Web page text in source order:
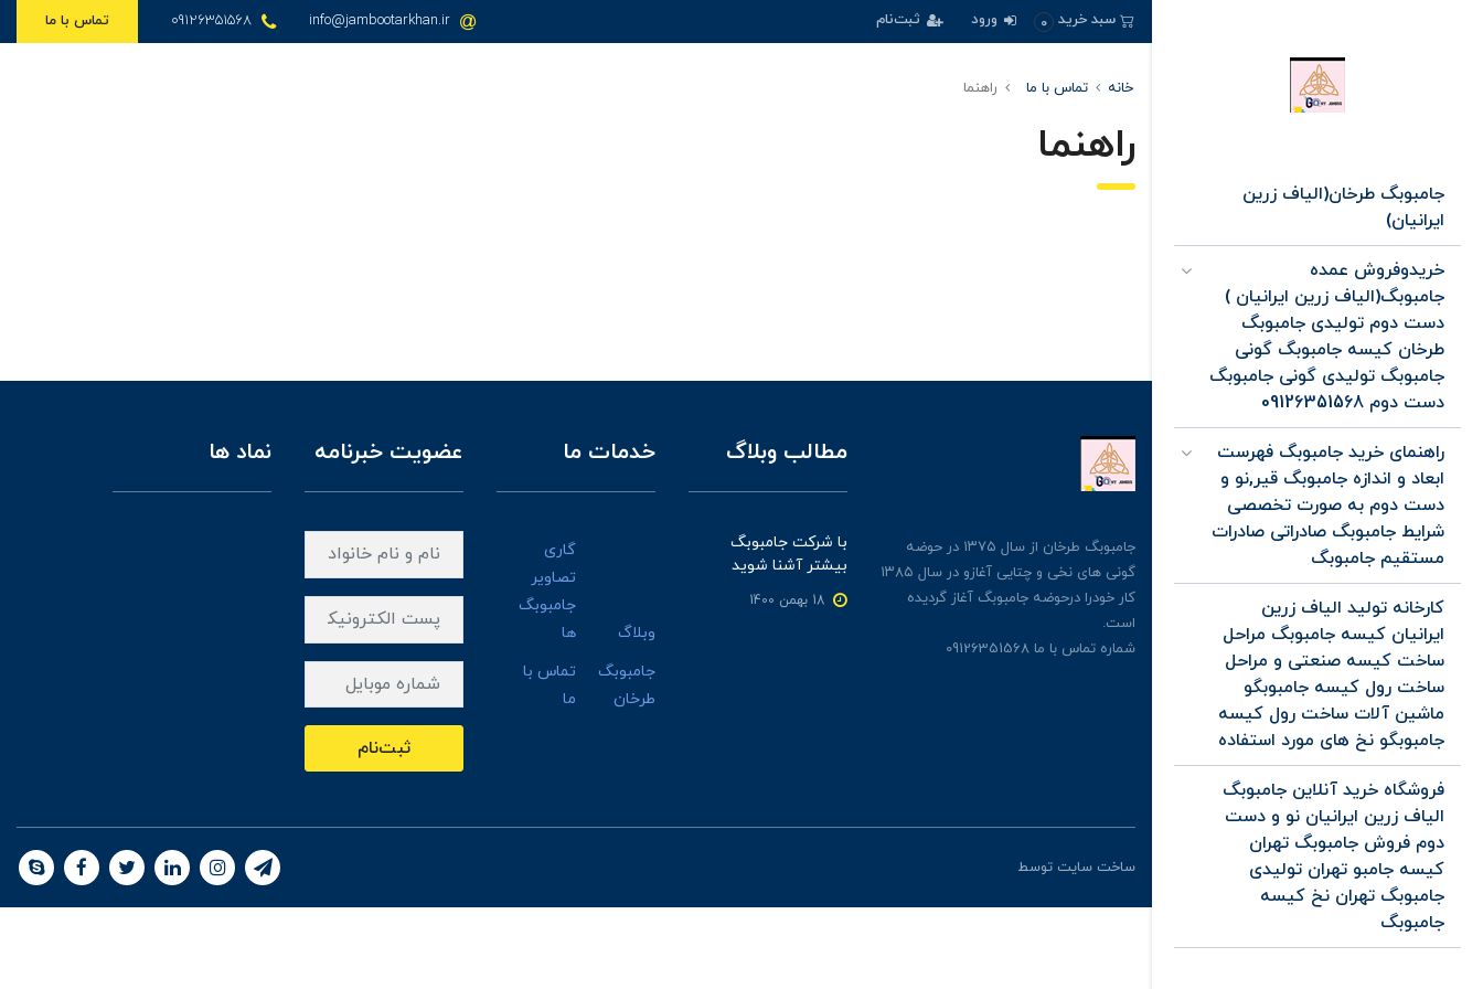
سبد خرید 0 ورود ثبت‌نام info@jambootarkhan.ir
09126351568 تماس با ما
جامبوبگ طرخان(الیاف زرین
ایرانیان)
خریدوفروش عمده
جامبوبگ(الیاف زرین ایرانیان )
دست دوم تولیدی جامبوبگ
طرخان کیسه جامبوبگ گونی
جامبوبگ تولیدی گونی جامبوبگ
دست دوم 09126351568
راهنمای خرید جامبوبگ فهرست
ابعاد و اندازه جامبوبگ قیر,نو و
دست دوم به صورت تخصصی
شرایط جامبوبگ صادراتی صادرات
مستقیم جامبوبگ
کارخانه تولید الیاف زرین
ایرانیان کیسه جامبوبگ مراحل
ساخت کیسه صنعتی و مراحل
ساخت رول کیسه جامبوبگو
ماشین آلات ساخت رول کیسه
جامبوبگو نخ های مورد استفاده
فروشگاه خرید آنلاین جامبوبگ
الیاف زرین ایرانیان نو و دست
دوم فروش جامبوبگ تهران
کیسه جامبو تهران تولیدی
جامبوبگ تهران نخ کیسه
جامبوبگ
خانه تماس با ما راهنما
راهنما
جامبوبگ طرخان از سال ۱۳۷۵ در حوضه
گونی های نخی و چتایی آغازو در سال ۱۳۸۵
کار خودرا درحوضه جامبوبگ آغاز گردیده
است.
شماره تماس با ما 09126351568
مطالب وبلاگ
با شرکت جامبوبگ
بیشتر آشنا شوید
خدمات ما
وبلاگ
گاری
تصاویر
جامبوبگ
ها
جامبوبگ
طرخان
تماس با
ما
عضویت خبرنامه
ثبت‌نام
نماد ها
ساخت سایت توسط